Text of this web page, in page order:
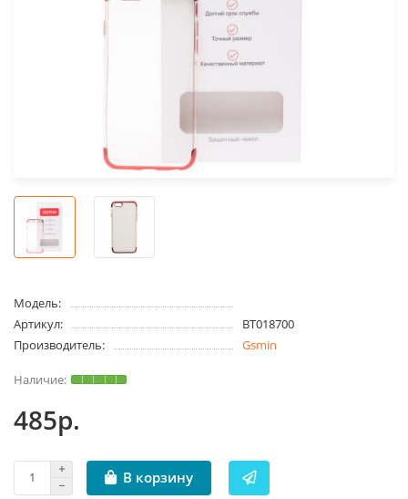
Модель:
Артикул:
BT018700
Производитель:
Gsmin
485р.
В корзину